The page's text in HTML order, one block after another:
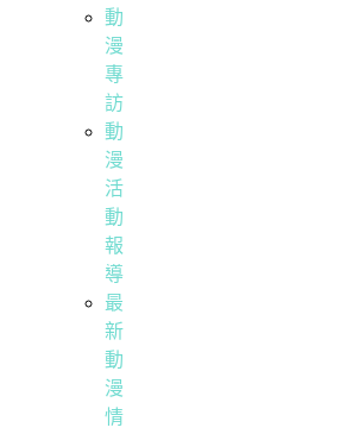
動
漫
專
訪
動
漫
活
動
報
導
最
新
動
漫
情